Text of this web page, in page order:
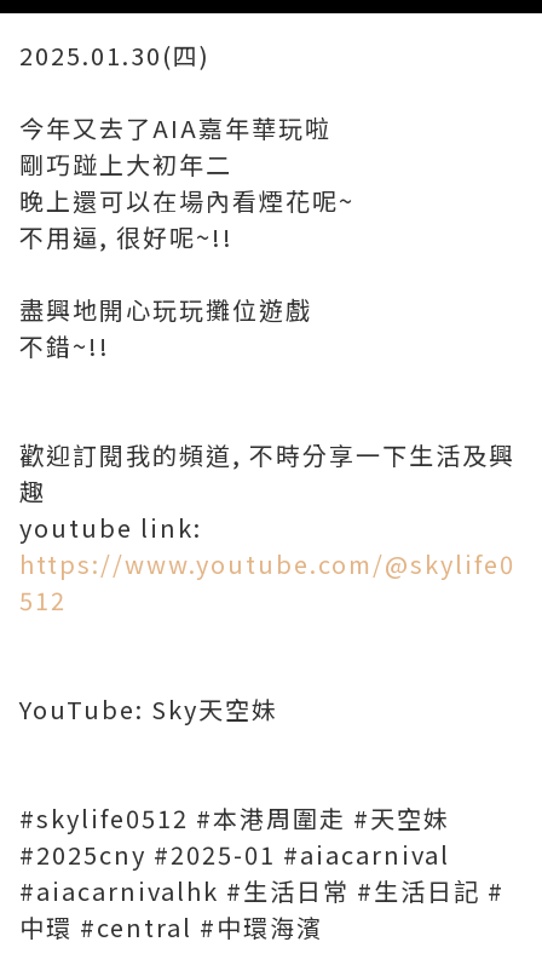
2025.01.30(四)
今年又去了AIA嘉年華玩啦
剛巧踫上大初年二
晚上還可以在場內看煙花呢~
不用逼, 很好呢~!!
盡興地開心玩玩攤位遊戲
不錯~!!
歡迎訂閱我的頻道, 不時分享一下生活及興
趣
youtube link:
https://www.youtube.com/@skylife0
512
YouTube: Sky天空妹
#skylife0512 #本港周圍走 #天空妹
#2025cny #2025-01 #aiacarnival
#aiacarnivalhk #生活日常 #生活日記 #
中環 #central #中環海濱